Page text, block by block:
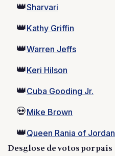
👑Sharvari
👑Kathy Griffin
👑Warren Jeffs
👑Keri Hilson
👑Cuba Gooding Jr.
💀Mike Brown
👑Queen Rania of Jordan
Desglose de votos por país